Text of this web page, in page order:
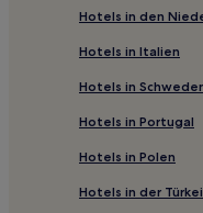
Prentiss
Hotels nahe
Summit
Hotels nahe
Hotels nahe
Hotels nahe
Hotels in den
Hotels in Italien
Hotels in
Hotels in Portugal
Hotels in Polen
Hotels in der Türkei